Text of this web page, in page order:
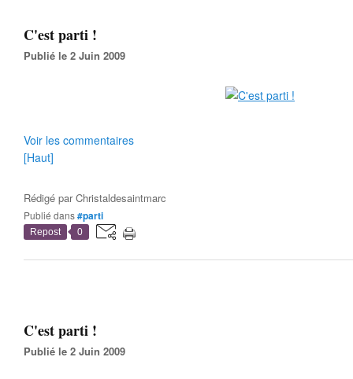
C'est parti !
Publié le 2 Juin 2009
Voir les commentaires
[Haut]
Rédigé parChristaldesaintmarc
Publié dans#parti
Repost 0
C'est parti !
Publié le 2 Juin 2009